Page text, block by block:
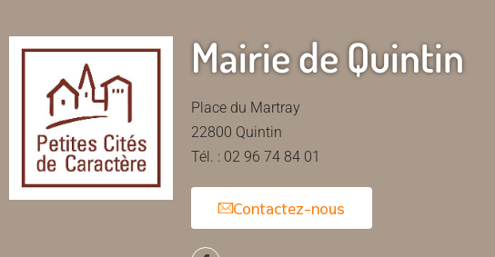
Mairie de Quintin
Place du Martray
22800 Quintin
Tél. : 02 96 74 84 01
Contactez-nous